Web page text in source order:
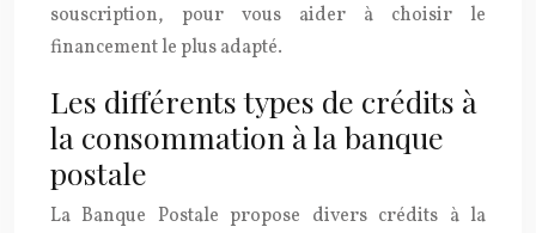
souscription, pour vous aider à choisir le
financement le plus adapté.
Les différents types de crédits à
la consommation à la banque
postale
La Banque Postale propose divers crédits à la